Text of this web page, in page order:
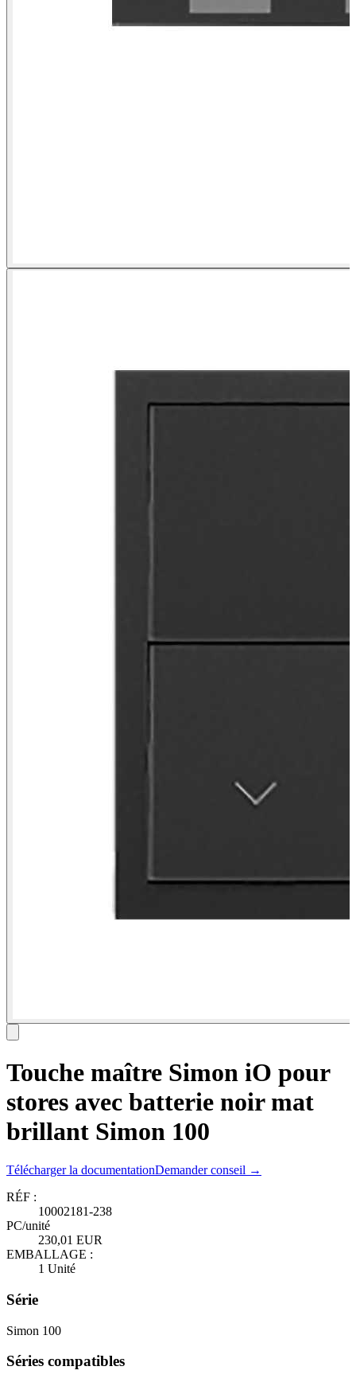
Touche maître Simon iO pour
stores avec batterie noir mat
brillant Simon 100
Télécharger la documentationDemander conseil →
RÉF :
10002181-238
PC/unité
230,01 EUR
EMBALLAGE :
1 Unité
Série
Simon 100
Séries compatibles